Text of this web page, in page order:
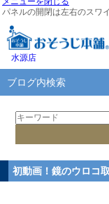
パネルの開閉は左右のスワ
水源店
ブログ内検索
初動画！鏡のウロコ